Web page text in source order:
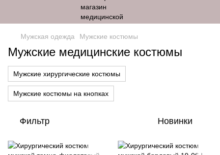
Мужская одежда Мужские костюмы
Мужские медицинские костюмы
Мужские хирургические костюмы
Мужские костюмы на кнопках
Фильтр Новинки